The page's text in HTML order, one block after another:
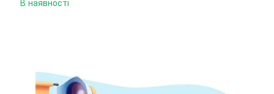
В наявності